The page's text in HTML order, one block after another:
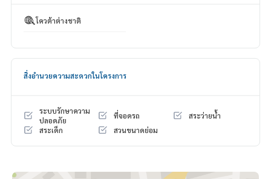
โควต้าต่างชาติ
สิ่งอำนวยความสะดวกในโครงการ
ระบบรักษาความ
ปลอดภัย
ที่จอดรถ
สระว่ายน้ำ
สระเด็ก
สวนขนาดย่อม